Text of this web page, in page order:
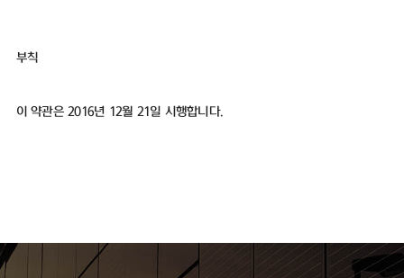
부칙
이 약관은 2016년 12월 21일 시행합니다.